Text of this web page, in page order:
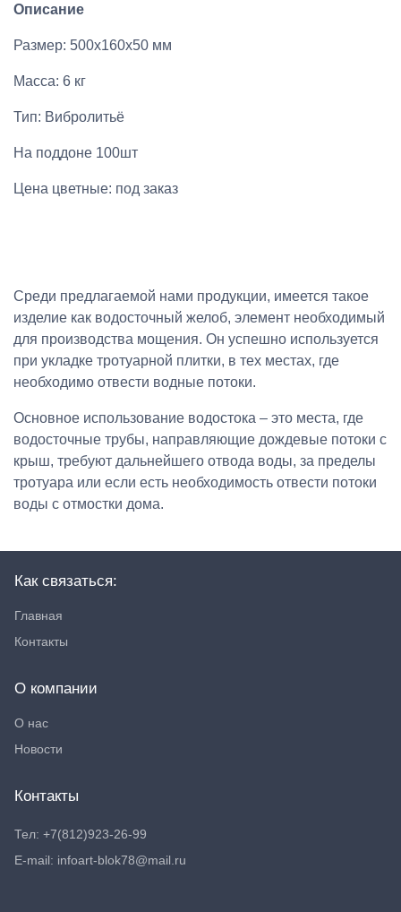
Описание
Размер: 500х160х50 мм
Масса: 6 кг
Тип: Вибролитьё
На поддоне 100шт
Цена цветные: под заказ
Среди предлагаемой нами продукции, имеется такое
изделие как водосточный желоб, элемент необходимый
для производства мощения. Он успешно используется
при укладке тротуарной плитки, в тех местах, где
необходимо отвести водные потоки.
Основное использование водостока – это места, где
водосточные трубы, направляющие дождевые потоки с
крыш, требуют дальнейшего отвода воды, за пределы
тротуара или если есть необходимость отвести потоки
воды с отмостки дома.
Как связаться:
Главная
Контакты
О компании
О нас
Новости
Контакты
Тел: +7(812)923-26-99
E-mail: infoart-blok78@mail.ru